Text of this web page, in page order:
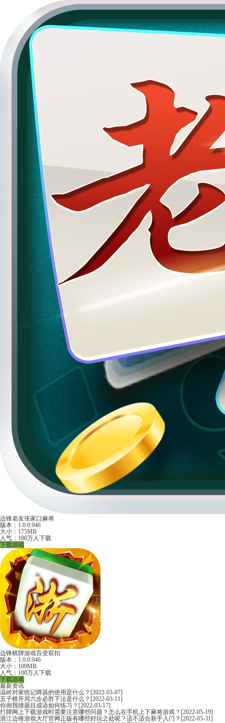
边锋老友张家口麻将
版本：1.0.0.946
大小：175MB
人气：100万人下载
下载游戏
边锋棋牌游戏百变双扣
版本：1.0.0.946
大小：109MB
人气：100万人下载
下载游戏
最新资讯
温岭对家统记牌器的使用是什么？ [2022-03-07]
五子棋开局六步必胜下法是什么？ [2022-03-11]
你画我猜题目成语如何练习？ [2022-03-17]
打牌网上下载游戏时需要注意哪些问题？怎么在手机上下麻将游戏？ [2022-05-19]
浙江边锋游戏大厅官网正版有哪些好玩之处呢？适不适合新手入门？ [2022-05-31]